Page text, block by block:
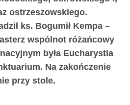
ostrzeszowskiego.
ks. Bogumił Kempa –
wspólnot różańcowy
była Eucharystia
Na zakończenie
przy stole.